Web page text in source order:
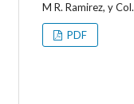
M R. Ramirez, y Col.
PDF